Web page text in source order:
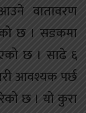
वातावरण
छ । सडकमा
छ । साढे ६
आवश्यक पर्छ
छ । यो कुरा